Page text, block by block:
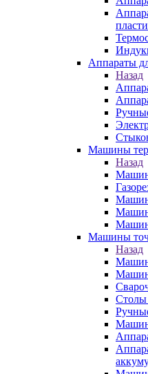
Аппараты
Назад
Машины
Назад
Машины
Назад
Столы